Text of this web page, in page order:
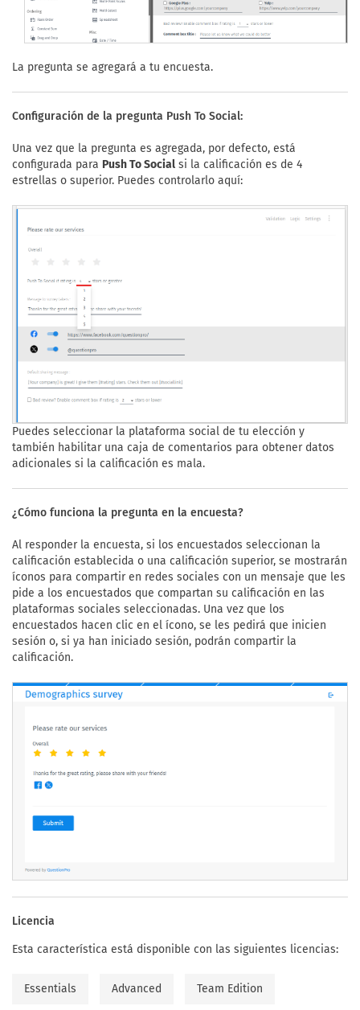
La pregunta se agregará a tu encuesta.
Configuración de la pregunta Push To Social:
Una vez que la pregunta es agregada, por defecto, está
configurada para Push To Social si la calificación es de 4
estrellas o superior. Puedes controlarlo aquí:
Puedes seleccionar la plataforma social de tu elección y
también habilitar una caja de comentarios para obtener datos
adicionales si la calificación es mala.
¿Cómo funciona la pregunta en la encuesta?
Al responder la encuesta, si los encuestados seleccionan la
calificación establecida o una calificación superior, se mostrarán
íconos para compartir en redes sociales con un mensaje que les
pide a los encuestados que compartan su calificación en las
plataformas sociales seleccionadas. Una vez que los
encuestados hacen clic en el ícono, se les pedirá que inicien
sesión o, si ya han iniciado sesión, podrán compartir la
calificación.
Licencia
Esta característica está disponible con las siguientes licencias:
Essentials Advanced Team Edition